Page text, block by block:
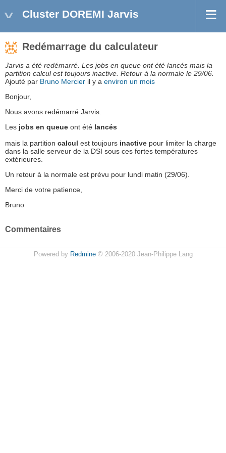
Cluster DOREMI Jarvis
Redémarrage du calculateur
Jarvis a été redémarré. Les jobs en queue ont été lancés mais la
partition calcul est toujours inactive. Retour à la normale le 29/06.
Ajouté par Bruno Mercier il y a environ un mois
Bonjour,
Nous avons redémarré Jarvis.
Les jobs en queue ont été lancés
mais la partition calcul est toujours inactive pour limiter la charge
dans la salle serveur de la DSI sous ces fortes températures
extérieures.
Un retour à la normale est prévu pour lundi matin (29/06).
Merci de votre patience,
Bruno
Commentaires
Powered by Redmine© 2006-2020 Jean-Philippe Lang